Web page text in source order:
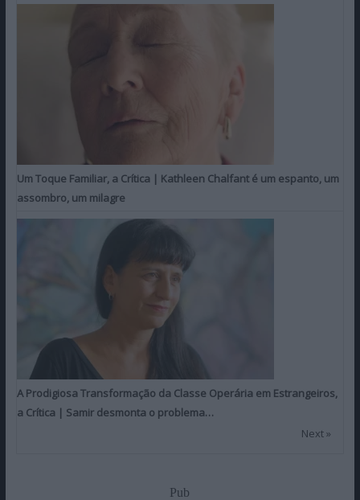
Um Toque Familiar, a Crítica | Kathleen Chalfant é um espanto, um
assombro, um milagre
A Prodigiosa Transformação da Classe Operária em Estrangeiros,
a Crítica | Samir desmonta o problema…
Next »
Pub